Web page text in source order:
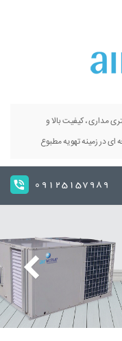
مداری ، کیفیت بالا و
در زمینه تهویه مطبوع
09125157989